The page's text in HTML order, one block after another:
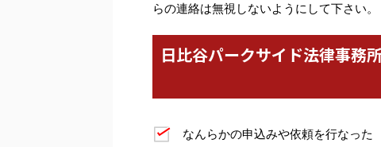
らの連絡は無視しないようにして下さい。
日比谷パークサイド法律事務
なんらかの申込みや依頼を行なった